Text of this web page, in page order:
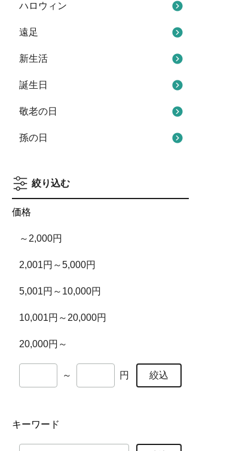
ハロウィン
遠足
新生活
誕生日
敬老の日
孫の日
絞り込む
価格
～2,000円
2,001円～5,000円
5,001円～10,000円
10,001円～20,000円
20,000円～
～ 円 絞込
キーワード